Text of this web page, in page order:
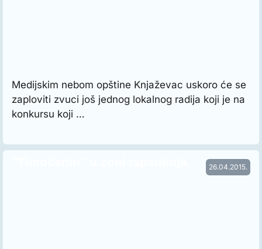
Medijskim nebom opštine Knjaževac uskoro će se
zaploviti zvuci još jednog lokalnog radija koji je na
konkursu koji …
26.04.2015.